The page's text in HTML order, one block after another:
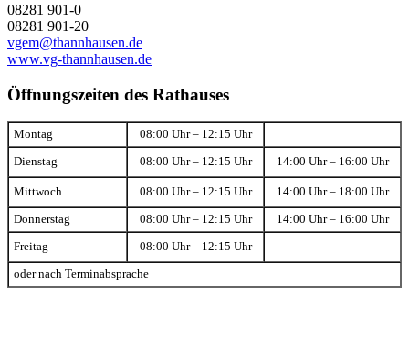
08281 901-0
08281 901-20
vgem@thannhausen.de
www.vg-thannhausen.de
Öffnungszeiten des Rathauses
Montag 08:00 Uhr – 12:15 Uhr
Dienstag 08:00 Uhr – 12:15 Uhr 14:00 Uhr – 16:00 Uhr
Mittwoch 08:00 Uhr – 12:15 Uhr 14:00 Uhr – 18:00 Uhr
Donnerstag 08:00 Uhr – 12:15 Uhr 14:00 Uhr – 16:00 Uhr
Freitag 08:00 Uhr – 12:15 Uhr
oder nach Terminabsprache